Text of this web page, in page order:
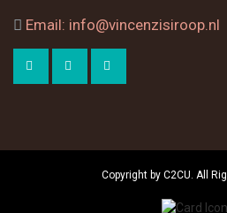
Email: info@vincenzisiroop.nl
Copyright by C2CU. All